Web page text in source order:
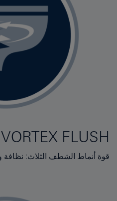
FLUSH
قوة أنماط الشطف الثلاث: نظافة